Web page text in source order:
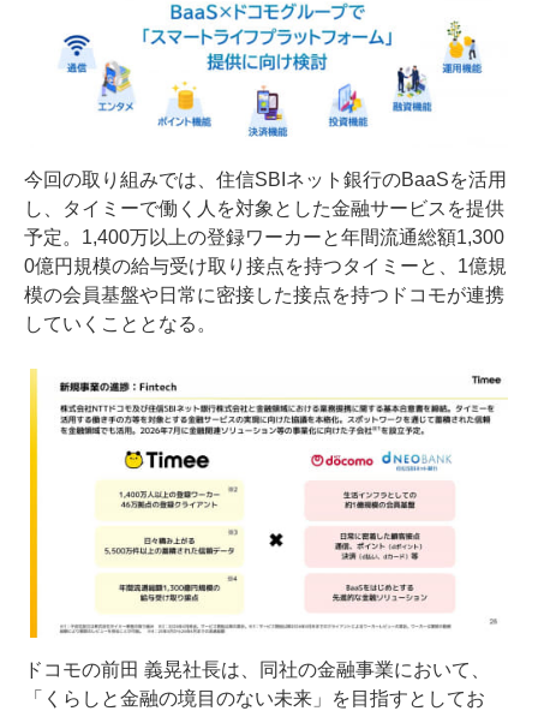
今回の取り組みでは、住信SBIネット銀行のBaaSを活用
し、タイミーで働く人を対象とした金融サービスを提供
予定。1,400万以上の登録ワーカーと年間流通総額1,300
0億円規模の給与受け取り接点を持つタイミーと、1億規
模の会員基盤や日常に密接した接点を持つドコモが連携
していくこととなる。
ドコモの前田 義晃社長は、同社の金融事業において、
「くらしと金融の境目のない未来」を目指すとしてお